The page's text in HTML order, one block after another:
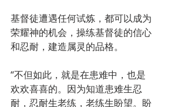
基督徒遭遇任何试炼，都可以成为
荣耀神的机会，操练基督徒的信心
和忍耐，建造属灵的品格。
“不但如此，就是在患难中，也是
欢欢喜喜的。因为知道患难生忍
耐，忍耐生老练，老练生盼望。盼